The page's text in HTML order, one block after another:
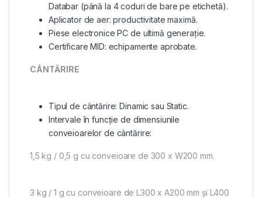
Databar (până la 4 coduri de bare pe etichetă).
Aplicator de aer: productivitate maximă.
Piese electronice PC de ultimă generație.
Certificare MID: echipamente aprobate.
CÂNTĂRIRE
Tipul de cântărire: Dinamic sau Static.
Intervale în funcție de dimensiunile
conveioarelor de cântărire:
1,5 kg / 0,5 g cu conveioare de 300 x W200 mm.
3 kg / 1 g cu conveioare de L300 x A200 mm și L400